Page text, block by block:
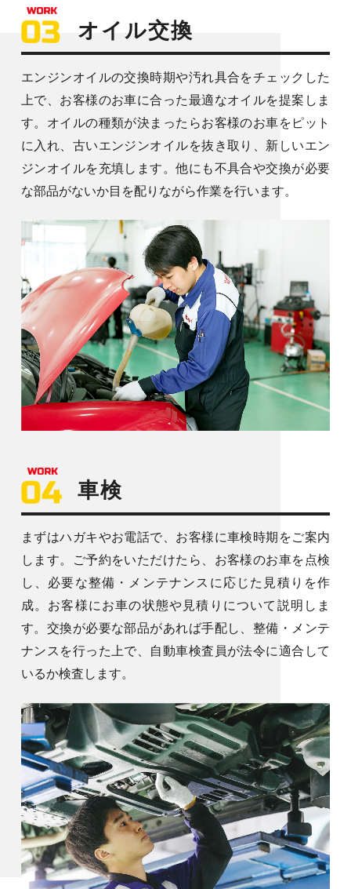
オイル交換
エンジンオイルの交換時期や汚れ具合をチェックした
上で、お客様のお車に合った最適なオイルを提案しま
す。オイルの種類が決まったらお客様のお車をピット
に入れ、古いエンジンオイルを抜き取り、新しいエン
ジンオイルを充填します。他にも不具合や交換が必要
な部品がないか目を配りながら作業を行います。
車検
まずはハガキやお電話で、お客様に車検時期をご案内
します。ご予約をいただけたら、お客様のお車を点検
し、必要な整備・メンテナンスに応じた見積りを作
成。お客様にお車の状態や見積りについて説明しま
す。交換が必要な部品があれば手配し、整備・メンテ
ナンスを行った上で、自動車検査員が法令に適合して
いるか検査します。